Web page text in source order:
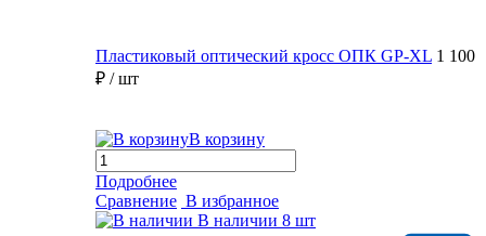
Пластиковый оптический кросс ОПК GP-XL 1 100
₽ / шт
В корзину
Подробнее
Сравнение В избранное
В наличии 8 шт